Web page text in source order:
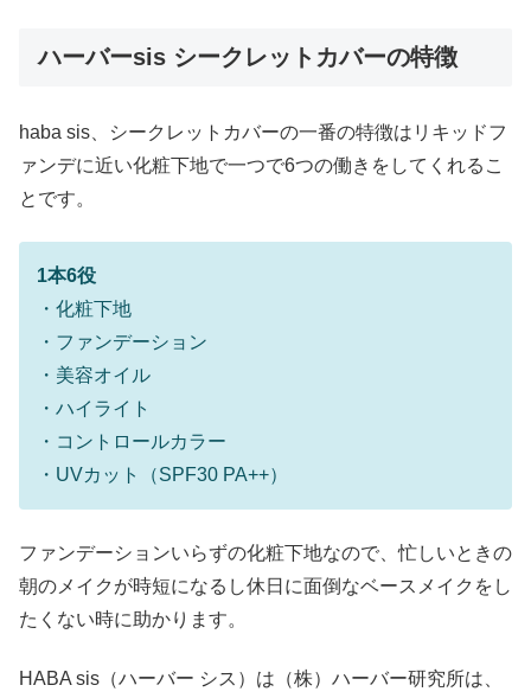
ハーバーsis シークレットカバーの特徴
haba sis、シークレットカバーの一番の特徴はリキッドフ
ァンデに近い化粧下地で一つで6つの働きをしてくれるこ
とです。
1本6役
・化粧下地
・ファンデーション
・美容オイル
・ハイライト
・コントロールカラー
・UVカット（SPF30 PA++）
ファンデーションいらずの化粧下地なので、忙しいときの
朝のメイクが時短になるし休日に面倒なベースメイクをし
たくない時に助かります。
HABA sis（ハーバー シス）は（株）ハーバー研究所は、